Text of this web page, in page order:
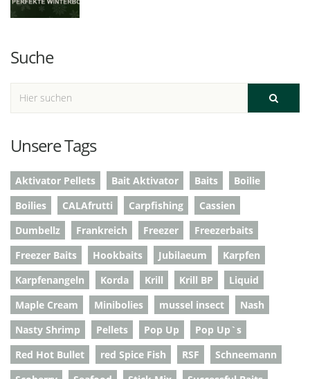
Suche
Unsere Tags
Aktivator Pellets Bait Aktivator Baits
Boilie
Boilies
CALAfrutti Carpfishing
Cassien
Dumbellz
Frankreich Freezer
Freezerbaits
Freezer Baits
Hookbaits Jubilaeum
Karpfen
Karpfenangeln
Korda Krill Krill BP
Liquid
Maple Cream
Minibolies mussel insect
Nash
Nasty Shrimp
Pellets Pop Up
Pop Up`s
Red Hot Bullet
red Spice Fish RSF
Schneemann